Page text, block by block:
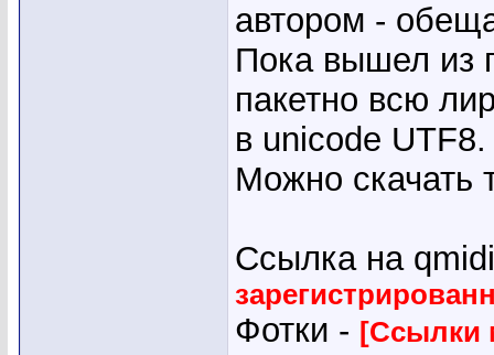
автором -
Пока вышел из
пакетно всю
в unicode UTF8.
Можно скачать
Ссылка на
Фотки - [Ссылки